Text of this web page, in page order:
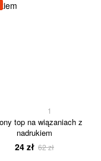
1
top na wiązaniach z
nadrukiem
24 zł 62 zł